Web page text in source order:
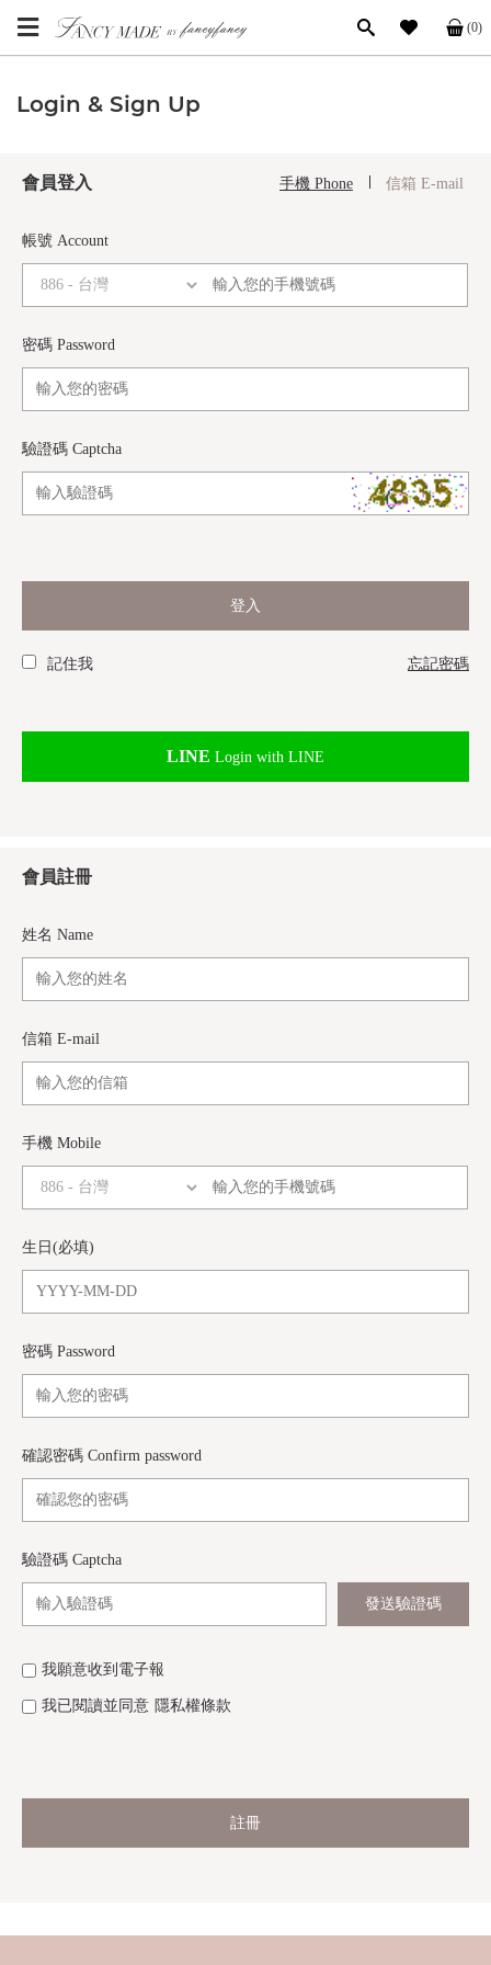
(0)
Login & Sign Up
會員登入 手機 Phone 信箱 E-mail
帳號 Account
密碼 Password
驗證碼 Captcha
登入
記住我 忘記密碼
LINE Login with LINE
會員註冊
姓名 Name
信箱 E-mail
手機 Mobile
生日(必填)
密碼 Password
確認密碼 Confirm password
驗證碼 Captcha
發送驗證碼
我願意收到電子報
我已閱讀並同意 隱私權條款
註冊